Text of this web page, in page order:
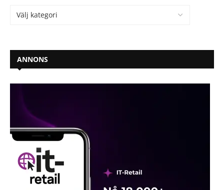
ANNONS